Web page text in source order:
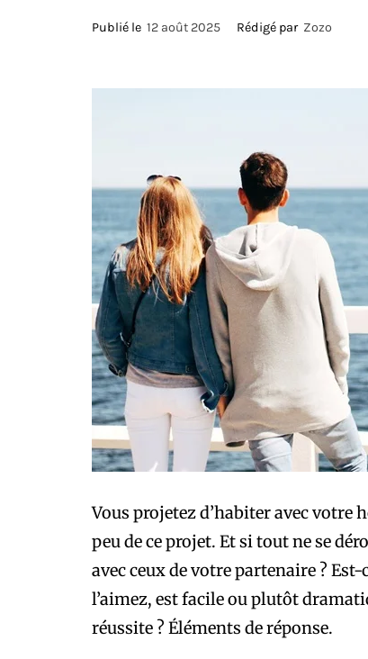
Publié le 12 août 2025 Rédigé par Zozo
Vous projetez d’habiter avec votre
peu de ce projet. Et si tout ne se
avec ceux de votre partenaire ?
l’aimez, est facile ou plutôt
réussite ? Éléments de réponse.